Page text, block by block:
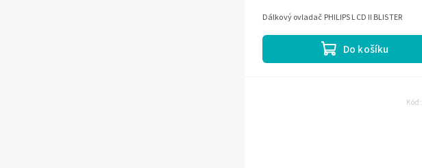
Do košíku
Dálkový ovladač PHILIPS LCD II BLISTER
Kód: